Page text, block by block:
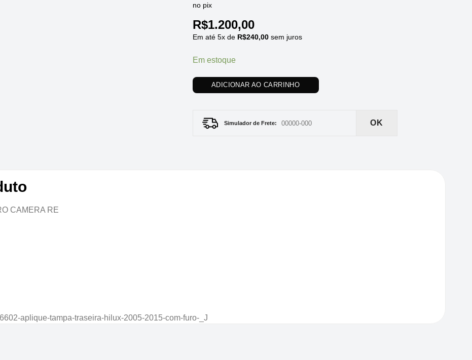
no pix
R$1.200,00
Em até 5x de R$240,00sem juros
Em estoque
ADICIONAR AO CARRINHO
Simulador de Frete: OK
CAMERA RE
aplique-tampa-traseira-hilux-2005-2015-com-furo-_J